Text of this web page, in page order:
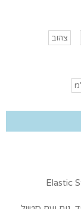
צהוב